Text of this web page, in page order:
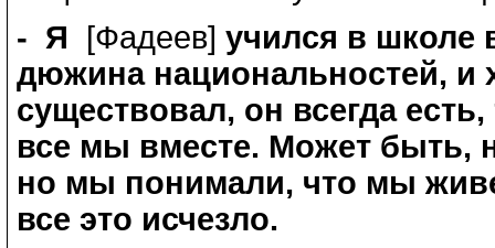
- Я [Фадеев] учился в школе
дюжина национальностей, и
существовал, он всегда
все мы вместе. Может быть,
но мы понимали, что мы
все это исчезло.